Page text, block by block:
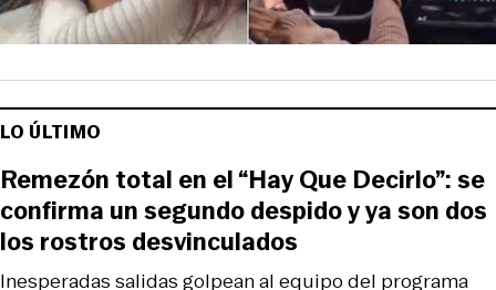
LO ÚLTIMO
Inesperadas salidas golpean al equipo del programa
Remezón total en el “Hay Que Decirlo”: se
confirma un segundo despido y ya son dos
los rostros desvinculados